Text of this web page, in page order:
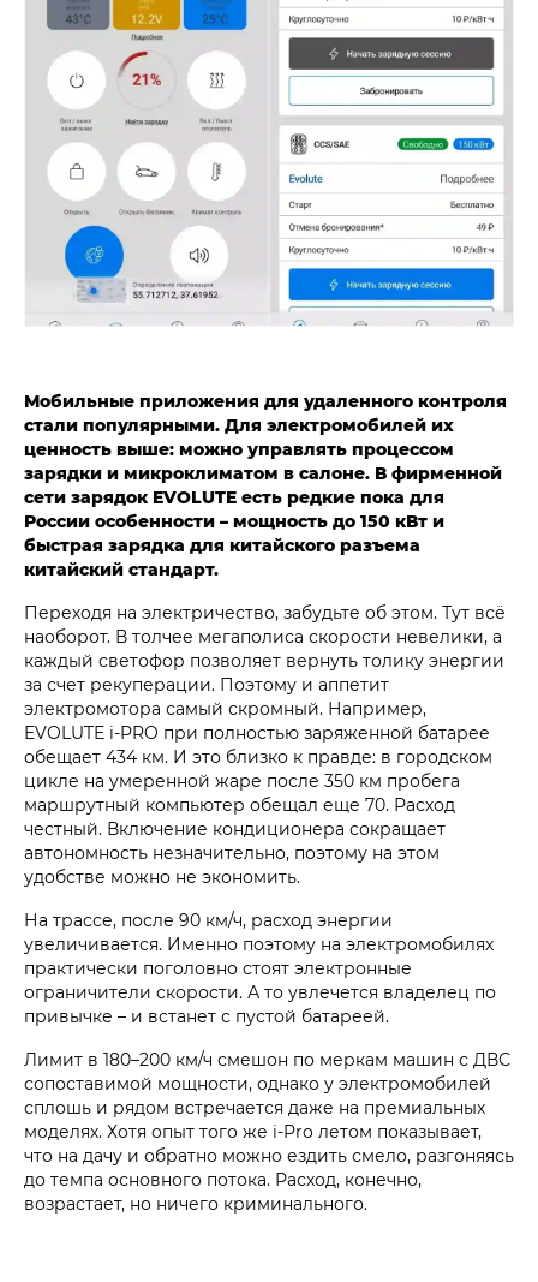
Мобильные приложения для удаленного контроля
стали популярными. Для электромобилей их
ценность выше: можно управлять процессом
зарядки и микроклиматом в салоне. В фирменной
сети зарядок EVOLUTE есть редкие пока для
России особенности – мощность до 150 кВт и
быстрая зарядка для китайского разъема
китайский стандарт.
Переходя на электричество, забудьте об этом. Тут всё
наоборот. В толчее мегаполиса скорости невелики, а
каждый светофор позволяет вернуть толику энергии
за счет рекуперации. Поэтому и аппетит
электромотора самый скромный. Например,
EVOLUTE i‑PRO при полностью заряженной батарее
обещает 434 км. И это близко к правде: в городском
цикле на умеренной жаре после 350 км пробега
маршрутный компьютер обещал еще 70. Расход
честный. Включение кондиционера сокращает
автономность незначительно, поэтому на этом
удобстве можно не экономить.
На трассе, после 90 км/ч, расход энергии
увеличивается. Именно поэтому на электромобилях
практически поголовно стоят электронные
ограничители скорости. А то увлечется владелец по
привычке – и встанет с пустой батареей.
Лимит в 180–200 км/ч смешон по меркам машин с ДВС
сопоставимой мощности, однако у электромобилей
сплошь и рядом встречается даже на премиальных
моделях. Хотя опыт того же i‑Pro летом показывает,
что на дачу и обратно можно ездить смело, разгоняясь
до темпа основного потока. Расход, конечно,
возрастает, но ничего криминального.